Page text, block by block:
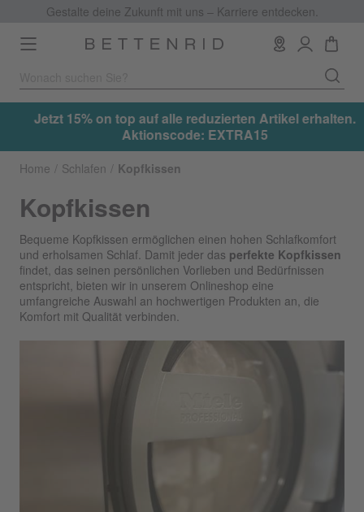
Gestalte deine Zukunft mit uns – Karriere entdecken.
Toggle
navigation
Jetzt 15% on top auf alle reduzierten Artikel erhalten.
Aktionscode: EXTRA15
Home Schlafen Kopfkissen
Kopfkissen
Bequeme Kopfkissen ermöglichen einen hohen Schlafkomfort
und erholsamen Schlaf. Damit jeder das perfekte Kopfkissen
findet, das seinen persönlichen Vorlieben und Bedürfnissen
entspricht, bieten wir in unserem Onlineshop eine
umfangreiche Auswahl an hochwertigen Produkten an, die
Komfort mit Qualität verbinden.